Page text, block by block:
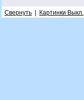
Свернуть Картинки Выкл.